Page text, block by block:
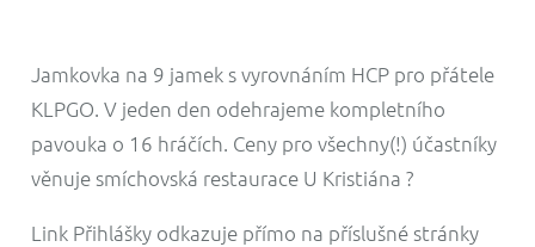
Jamkovka na 9 jamek s vyrovnáním HCP pro přátele
KLPGO. V jeden den odehrajeme kompletního
pavouka o 16 hráčích. Ceny pro všechny(!) účastníky
věnuje smíchovská restaurace U Kristiána ?
Link Přihlášky odkazuje přímo na příslušné stránky